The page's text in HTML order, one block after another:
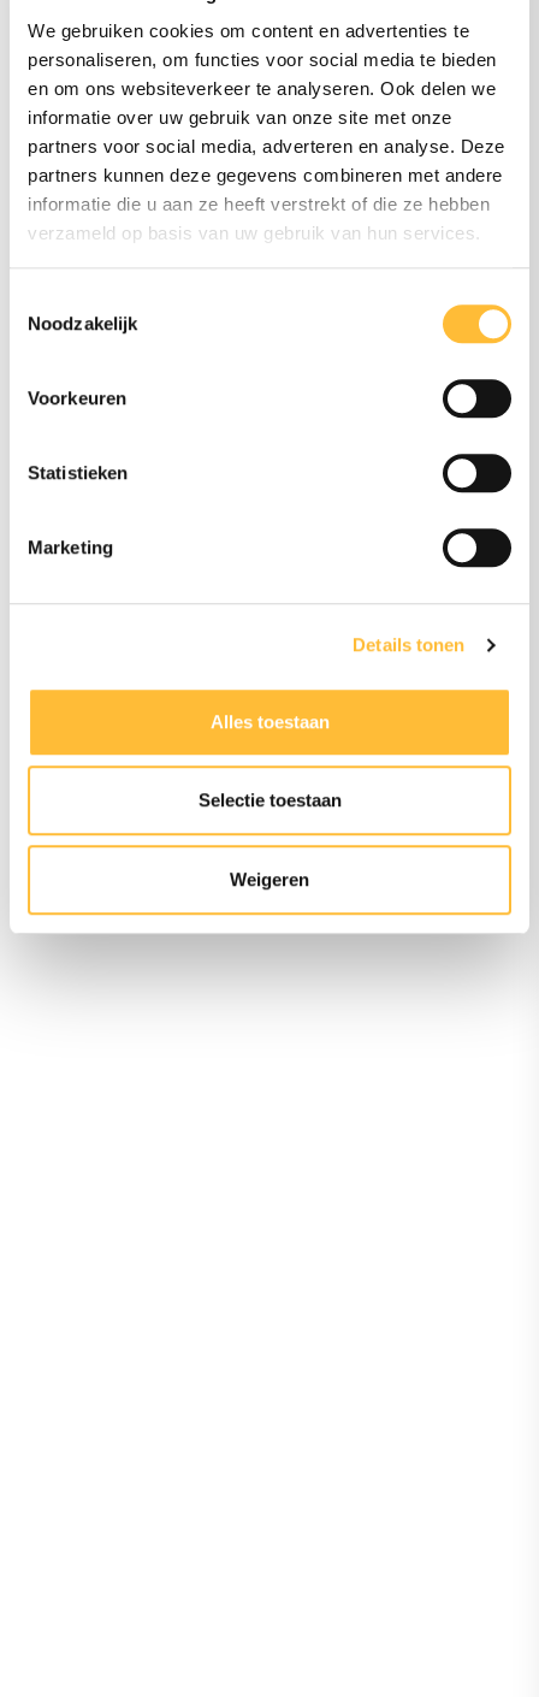
We gebruiken cookies om content en advertenties te
personaliseren, om functies voor social media te bieden
en om ons websiteverkeer te analyseren. Ook delen we
informatie over uw gebruik van onze site met onze
partners voor social media, adverteren en analyse. Deze
partners kunnen deze gegevens combineren met andere
informatie die u aan ze heeft verstrekt of die ze hebben
verzameld op basis van uw gebruik van hun services.
Noodzakelijk
Voorkeuren
Statistieken
Marketing
Details tonen
Alles toestaan
Selectie toestaan
Weigeren
Contact opnemen